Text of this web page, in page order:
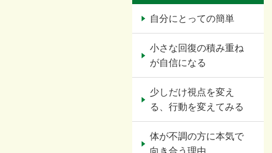
自分にとっての簡単
小さな回復の積み重ね
が自信になる
少しだけ視点を変え
る、行動を変えてみる
体が不調の方に本気で
向き合う理由